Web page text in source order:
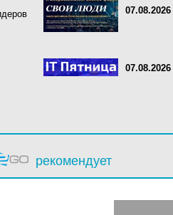
07.08.2026
07.08.2026
рекомендует